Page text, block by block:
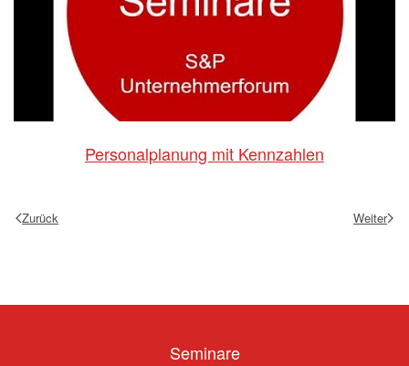
Personalplanung mit Kennzahlen
Zurück Weiter
Seminare